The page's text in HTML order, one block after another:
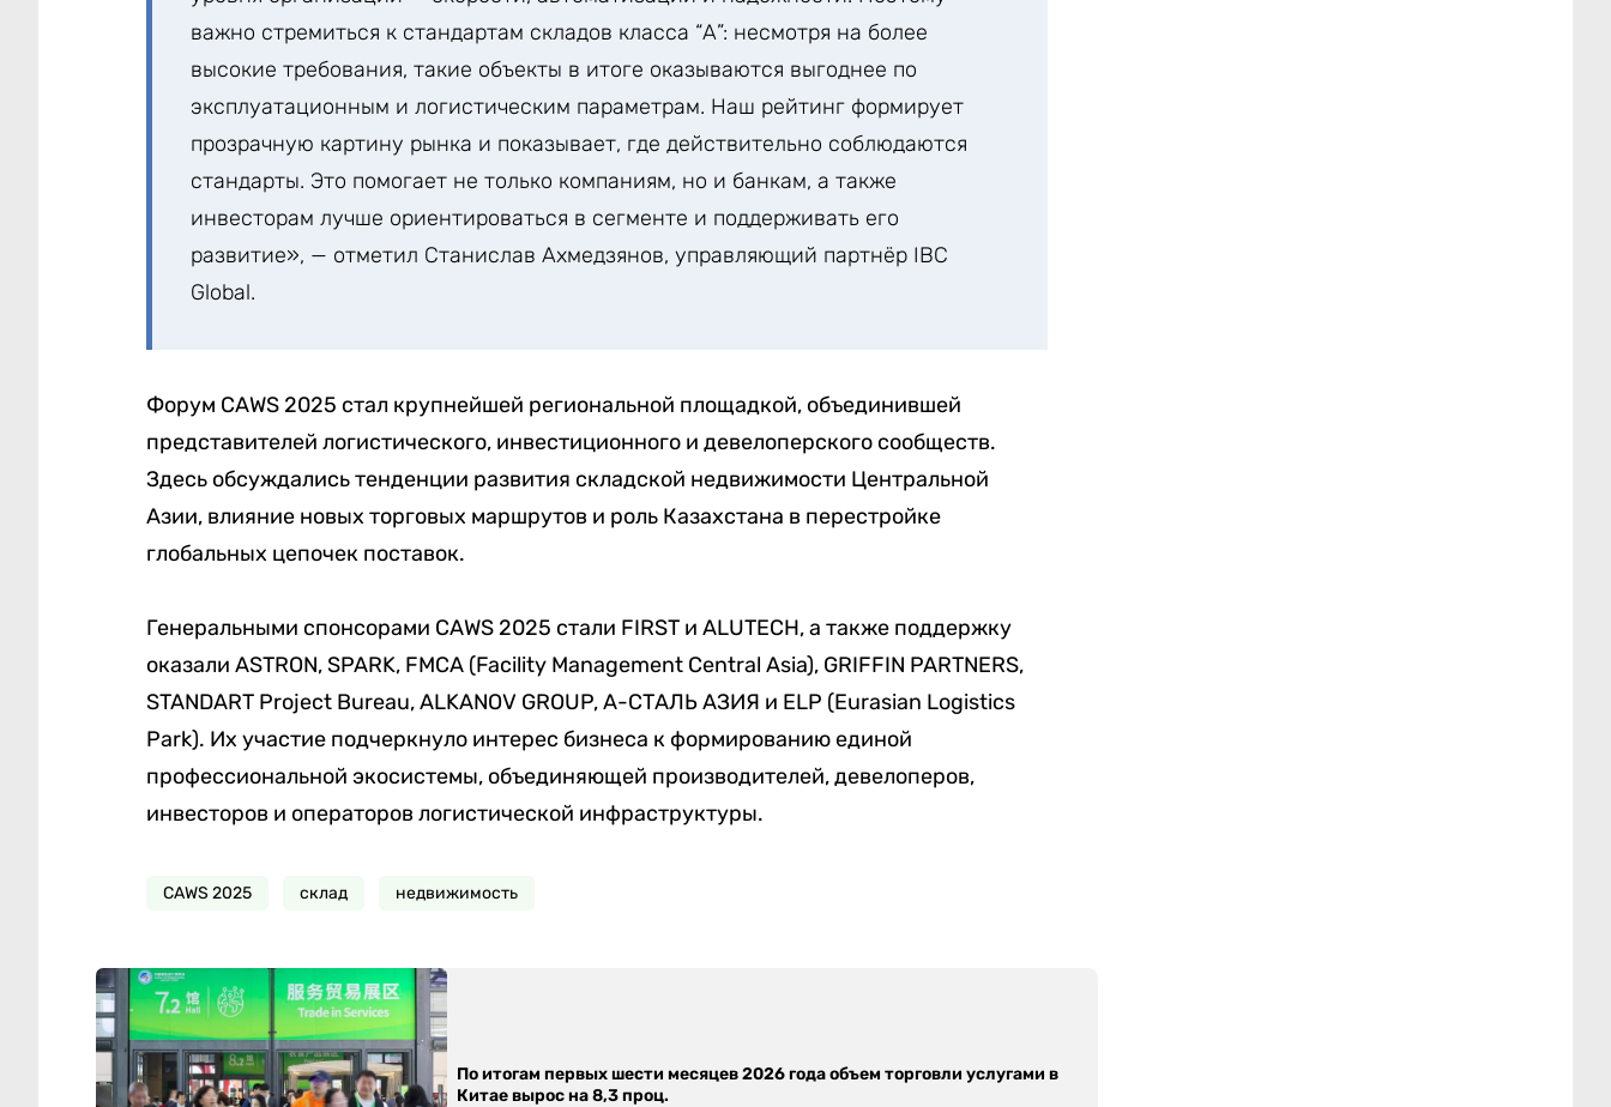
важно стремиться к стандартам складов класса “А”: несмотря на более
высокие требования, такие объекты в итоге оказываются выгоднее по
эксплуатационным и логистическим параметрам. Наш рейтинг формирует
прозрачную картину рынка и показывает, где действительно соблюдаются
стандарты. Это помогает не только компаниям, но и банкам, а также
инвесторам лучше ориентироваться в сегменте и поддерживать его
развитие», — отметил Станислав Ахмедзянов, управляющий партнёр IBC
Global.
Форум CAWS 2025 стал крупнейшей региональной площадкой, объединившей
представителей логистического, инвестиционного и девелоперского сообществ.
Здесь обсуждались тенденции развития складской недвижимости Центральной
Азии, влияние новых торговых маршрутов и роль Казахстана в перестройке
глобальных цепочек поставок.
Генеральными спонсорами CAWS 2025 стали FIRST и ALUTECH, а также поддержку
оказали ASTRON, SPARK, FMCA (Facility Management Central Asia), GRIFFIN PARTNERS,
STANDART Project Bureau, ALKANOV GROUP, А-СТАЛЬ АЗИЯ и ELP (Eurasian Logistics
Park). Их участие подчеркнуло интерес бизнеса к формированию единой
профессиональной экосистемы, объединяющей производителей, девелоперов,
инвесторов и операторов логистической инфраструктуры.
CAWS 2025 склад недвижимость
По итогам первых шести месяцев 2026 года объем торговли услугами в
Китае вырос на 8,3 проц.